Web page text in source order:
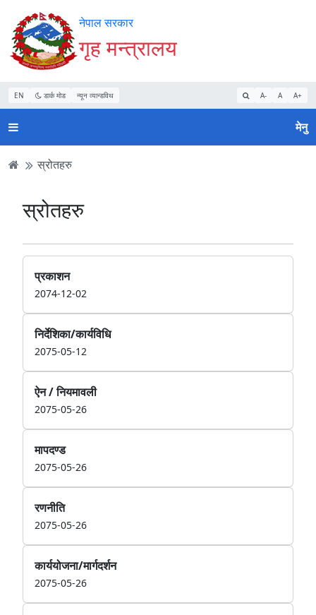
Accessibility
Mode
सुरु
गर्नुहोस्
सामाग्री
पढ्नुहाेस्
नेभिगेसन
पढ्नुहाेस्
वेबसाइट
खोजमा
जानुहोस्
नेपाल सरकार
गृह मन्त्रालय
EN डार्क मोड न्यून व्यान्डविथ A- A A+
मेनु
स्रोतहरु
स्रोतहरु
प्रकाशन
2074-12-02
निर्देशिका/कार्यविधि
2075-05-12
ऐन / नियमावली
2075-05-26
मापदण्ड
2075-05-26
रणनीति
2075-05-26
कार्ययोजना/मार्गदर्शन
2075-05-26